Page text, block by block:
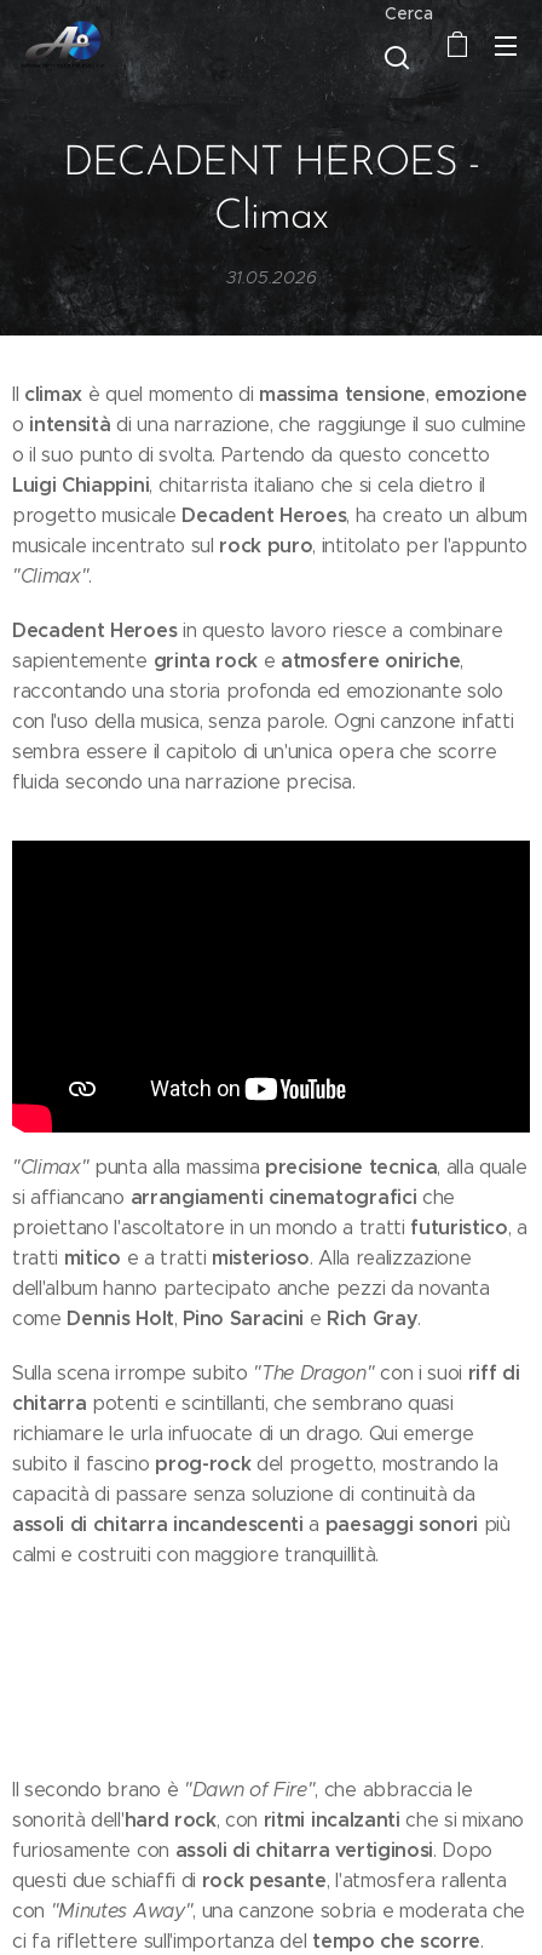
Cerca
DECADENT HEROES -
Climax
31.05.2026
Il climax è quel momento di massima tensione, emozione
o intensità di una narrazione, che raggiunge il suo culmine
o il suo punto di svolta. Partendo da questo concetto
Luigi Chiappini, chitarrista italiano che si cela dietro il
progetto musicale Decadent Heroes, ha creato un album
musicale incentrato sul rock puro, intitolato per l'appunto
"Climax".
Decadent Heroesin questo lavoro riesce a combinare
sapientemente grinta rock e atmosfere oniriche,
raccontando una storia profonda ed emozionante solo
con l'uso della musica, senza parole. Ogni canzone infatti
sembra essere il capitolo di un'unica opera che scorre
fluida secondo una narrazione precisa.
"Climax"punta alla massima precisione tecnica, alla quale
si affiancano arrangiamenti cinematografici che
proiettano l'ascoltatore in un mondo a tratti futuristico, a
tratti mitico e a tratti misterioso. Alla realizzazione
dell'album hanno partecipato anche pezzi da novanta
come Dennis Holt, Pino Saracini e Rich Gray.
Sulla scena irrompe subito "The Dragon"con i suoi riff di
chitarra potenti e scintillanti, che sembrano quasi
richiamare le urla infuocate di un drago. Qui emerge
subito il fascino prog-rockdel progetto, mostrando la
capacità di passare senza soluzione di continuità da
assoli di chitarra incandescenti a paesaggi sonori più
calmi e costruiti con maggiore tranquillità.
Il secondo brano è "Dawn of Fire", che abbraccia le
sonorità dell'hard rock, con ritmi incalzanti che si mixano
furiosamente con assoli di chitarra vertiginosi. Dopo
questi due schiaffi di rock pesante, l'atmosfera rallenta
con "Minutes Away", una canzone sobria e moderata che
ci fa riflettere sull'importanza del tempo che scorre.